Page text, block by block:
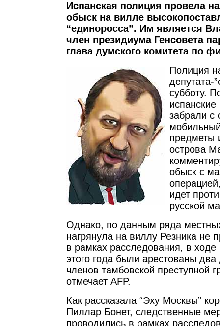
Испанская полиция провела
обыск на вилле
“единоросса”. Им является
член президиума Генсовета
глава думского комитета по
Полиция
депутата-
субботу.
забрали с
предметы
острова
обыск с
идет
русской
Однако, по данным ряда
нагрянула на виллу Резника не
в рамках расследования, в ходе
этого года были арестованы два
членов тамбовской преступной
отмечает AFP.
Как рассказала “Эху Москвы”
Пиллар Бонет, следственные
проводились в рамках